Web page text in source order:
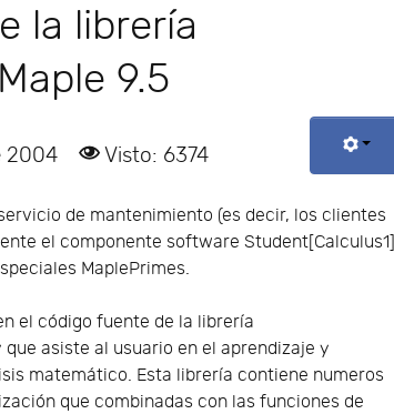
la librería
9.5
2004 Visto: 6374
de mantenimiento (es decir, los clientes
el componente software Student[Calculus1]
MaplePrimes.
el código fuente de la librería
asiste al usuario en el aprendizaje y
matemático. Esta librería contiene numeros
que combinadas con las funciones de